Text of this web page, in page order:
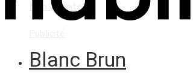
Mon compte
Contact
Blanc Brun